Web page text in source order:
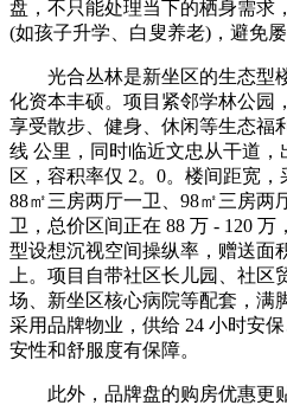
盘，不只能处理当下的栖身需求
(如孩子升学、白叟养老)，避免屡
光合丛林是新坐区的生态型
化资本丰硕。项目紧邻学林公园
享受散步、健身、休闲等生态福
线 公里，同时临近文忠从干道
区，容积率仅 2。0。楼间距宽
88㎡三房两厅一卫、98㎡三房两
卫，总价区间正在 88 万 - 120
型设想沉视空间操纵率，赠送面
上。项目自带社区长儿园、社
场、新坐区核心病院等配套，满
采用品牌物业，供给 24 小时安
安性和舒服度有保障。
此外，品牌盘的购房优惠更